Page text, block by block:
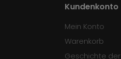
Kundenkonto
Mein Konto
Warenkorb
Geschichte der